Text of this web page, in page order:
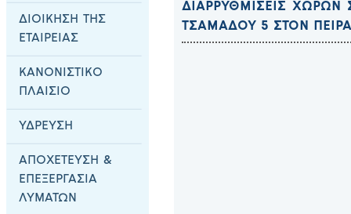
ΔΙΟΙΚΗΣΗ ΤΗΣ
ΕΤΑΙΡΕΙΑΣ
ΚΑΝΟΝΙΣΤΙΚΟ
ΠΛΑΙΣΙΟ
ΥΔΡΕΥΣΗ
ΑΠΟΧΕΤΕΥΣΗ &
ΕΠΕΞΕΡΓΑΣΙΑ
ΛΥΜΑΤΩΝ
ΔΙΑΡΡΥΘΜΙΣΕΙΣ ΧΩΡΩΝ
ΤΣΑΜΑΔΟΥ 5 ΣΤΟΝ